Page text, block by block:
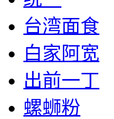
台湾面食
白家阿宽
出前一丁
螺蛳粉